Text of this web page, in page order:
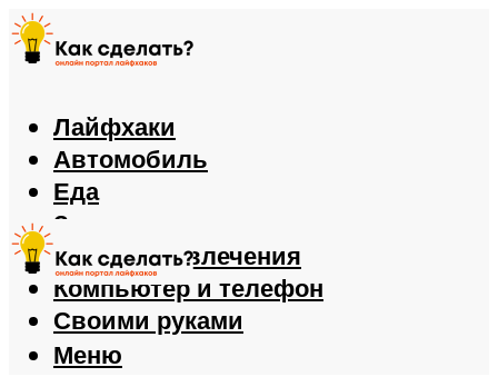
Лайфхаки
Автомобиль
Еда
Здоровье
Игры и развлечения
Компьютер и телефон
Своими руками
Меню